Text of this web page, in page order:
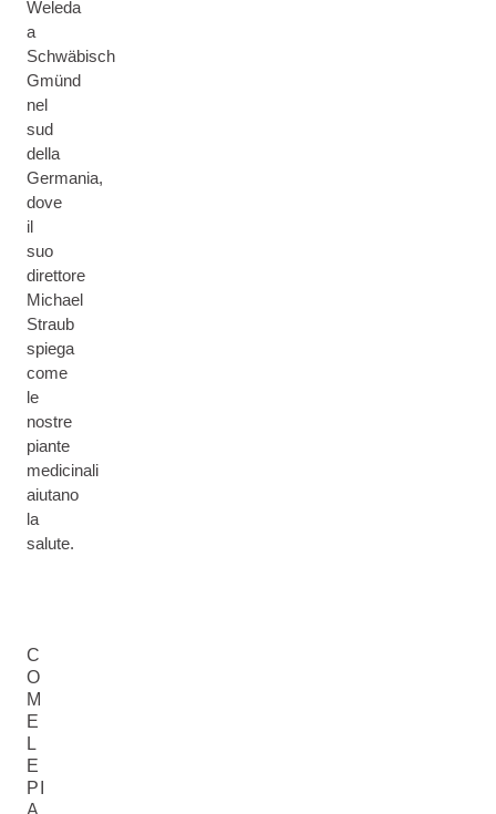
Weleda
a
Schwäbisch
Gmünd
nel
sud
della
Germania,
dove
il
suo
direttore
Michael
Straub
spiega
come
le
nostre
piante
medicinali
aiutano
la
salute.
C
O
M
E
L
E
PI
A